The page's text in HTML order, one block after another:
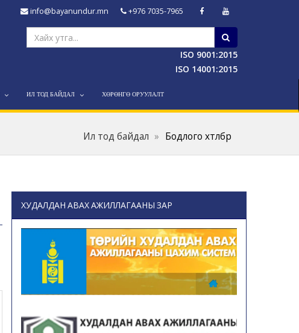
info@bayanundur.mn +976 7035-7965
ISO 9001:2015
ISO 14001:2015
ИЛ ТОД БАЙДАЛ ХӨРӨНГӨ ОРУУЛАЛТ
Ил тод байдал Бодлого хөтөлбөр
ХУДАЛДАН АВАХ АЖИЛЛАГААНЫ ЗАР